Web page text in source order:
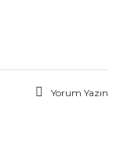
Yorum Yazın